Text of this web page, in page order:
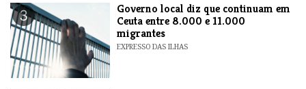
3
​Governo local diz que continuam em
Ceuta entre 8.000 e 11.000
migrantes
EXPRESSO DAS ILHAS